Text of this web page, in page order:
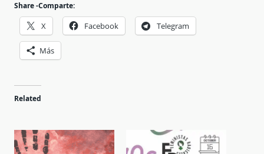
Share -Comparte:
X Facebook Telegram
Más
Related